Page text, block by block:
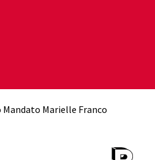
Mandato Marielle Franco